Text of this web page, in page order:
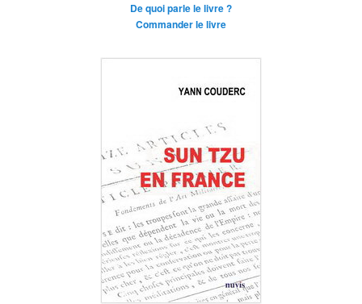
De quoi parle le livre ?
Commander le livre